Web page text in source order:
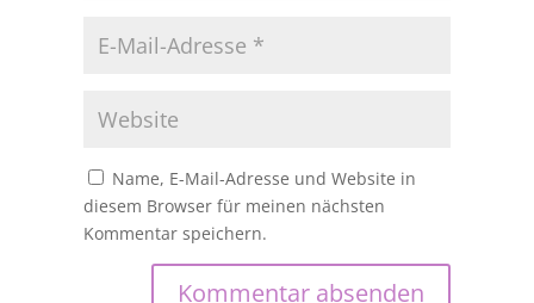
Name, E-Mail-Adresse und Website in
diesem Browser für meinen nächsten
Kommentar speichern.